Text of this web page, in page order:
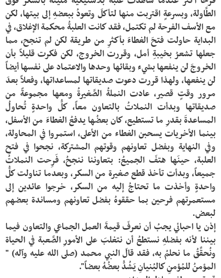
الطَّاولة، وبسرعةٍ اقتربت منها لتأكلَ وتعودُ ببعضهِ إلى بيتها، لكن
مع الأسف الفرحة لم تكتمل، فقد كانت العلبةُ محكمة الإغلاق، في
جعلها تشعرُ بخيبةِ أمل، وقررت الخروج، لكن فكرت قليلاً بأن
الخروجَ لن ينفعها بشيء وبقائها وحدها والاعتماد على نفسها أيضاً
مرور وقتٍ قصير، عادت النملةُ الصَّغيرةُ ومعها مجموعةً من
صديقاتها وبدأت النملاتُ بالتعاون معاً، كلُّ واحدةٍ تُحاولُ
المساعدةَ بقدرِ ما تستطيع، كان بعضُها يدفعُ الغطاءَ من الأسفل،
بينما الأخريات يسحبن الغطاء من الأعلى، استمروا في المحاولة،
وفي النهاية وبفضل تعاونهم وقوتهم المشتركة، نجحوا في فتحِ
العلبة، حينَها هتفَ الجميعُ: بتعاوننا ننجحُ، فَرِحت النملاتُ
جميعاً، وبدأت تأخذ قطع صغيرة من السكر، وبعدما تناولت كلُّ
واحدةٍ وأخذت ما تحتاجُ إليه من السكر، خرجوا عائدين إلى
مستعمرتهم فرحين بما حققوهُ بفضل تعاونهم ومساندة بعضهم
بيننا لأنه بفضلهِ نستطعُ أن نتغلبَ على الأمورِ الصَّعبة في الحياة
ونُحقِّقُ ما نحلمُ به، فقد قالَ النبي محمد (صلى الله عليه وآله) "